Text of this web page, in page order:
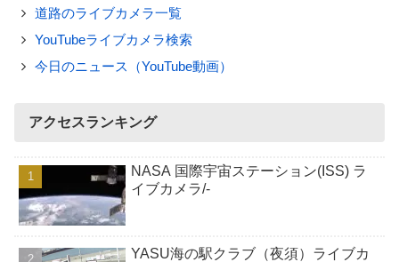
道路のライブカメラ一覧
YouTubeライブカメラ検索
今日のニュース（YouTube動画）
アクセスランキング
NASA 国際宇宙ステーション(ISS) ラ
イブカメラ/-
YASU海の駅クラブ（夜須）ライブカ